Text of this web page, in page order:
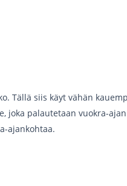
Tällä siis käyt vähän
joka palautetaan vuokra-
ajankohtaa.